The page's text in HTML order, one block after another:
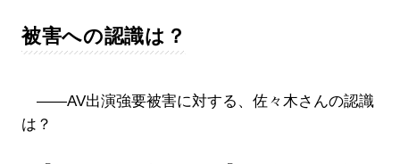
被害への認識は？
――AV出演強要被害に対する、佐々木さんの認識
は？